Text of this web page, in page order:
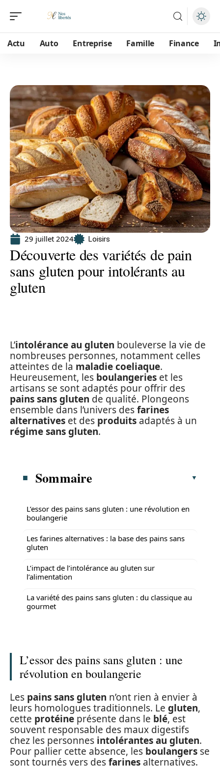
Actu Auto Entreprise Famille Finance
29 juillet 2024 Loisirs
Découverte des variétés de pain
sans gluten pour intolérants au
gluten
L’intolérance au gluten bouleverse la vie de
nombreuses personnes, notamment celles
atteintes de la maladie coeliaque.
Heureusement, les boulangeries et les
artisans se sont adaptés pour offrir des
pains sans gluten de qualité. Plongeons
ensemble dans l’univers desfarines
alternatives et des produits adaptés à un
régime sans gluten.
Sommaire
L’essor des pains sans gluten : une révolution en
boulangerie
Les farines alternatives : la base des pains sans
gluten
L’impact de l’intolérance au gluten sur
l’alimentation
La variété des pains sans gluten : du classique au
gourmet
L’essor des pains sans gluten : une
révolution en boulangerie
Les pains sans gluten n’ont rien à envier à
leurs homologues traditionnels. Le gluten,
cette protéine présente dans le blé, est
souvent responsable des maux digestifs
chez les personnes intolérantes au gluten.
Pour pallier cette absence, les boulangers se
sont tournés vers desfarines alternatives.